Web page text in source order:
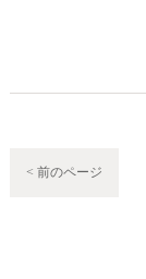
< 前のページ